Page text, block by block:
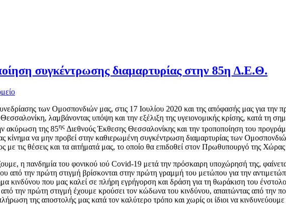
συγκέντρωσης διαμαρτυρίας στην 85η Δ.Ε.Θ.
των Ομοσπονδιών μας, στις 17 Ιουλίου 2020 και της απόφασής μας για την
λαμβάνοντας υπόψη και την εξέλιξη της υγειονομικής κρίσης, κατά τη
ακύρωση της 85ης Διεθνούς Έκθεσης Θεσσαλονίκης και την τροποποίηση του
κίνημα να μην προβεί στην καθιερωμένη συγκέντρωση διαμαρτυρίας των
με τις θέσεις και τα αιτήματά μας, το οποίο θα επιδοθεί στον Πρωθυπουργό της
η πανδημία του φονικού ιού Covid-19 μετά την πρόσκαιρη υποχώρησή της,
από την πρώτη στιγμή βρίσκονται στην πρώτη γραμμή του μετώπου για την
κινδύνου που μας καλεί σε πλήρη εγρήγορση και δράση για τη θωράκιση του
την πρώτη στιγμή έχουμε κρούσει τον κώδωνα του κινδύνου, απαιτώντας από την
της αποστολής μας κατά τον καλύτερο τρόπο και χωρίς οι ίδιοι να